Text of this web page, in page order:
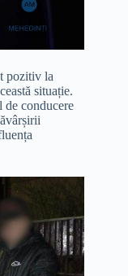
pozitiv la
situație.
de conducere